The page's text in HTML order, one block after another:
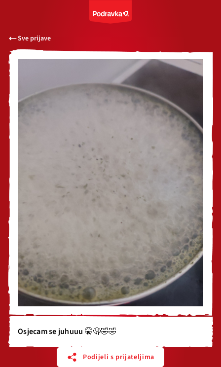
Sve prijave
Osjecam se juhuuu 🤫🫢🤣🤣
Podijeli s prijateljima